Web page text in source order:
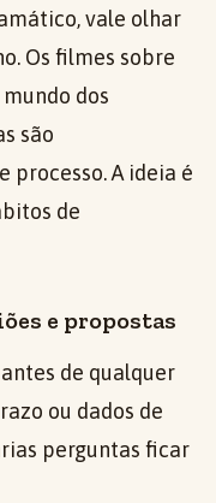
vale olhar
Os filmes sobre
dos
são
processo. A ideia é
de
e propostas
de qualquer
ou dados de
perguntas ficar